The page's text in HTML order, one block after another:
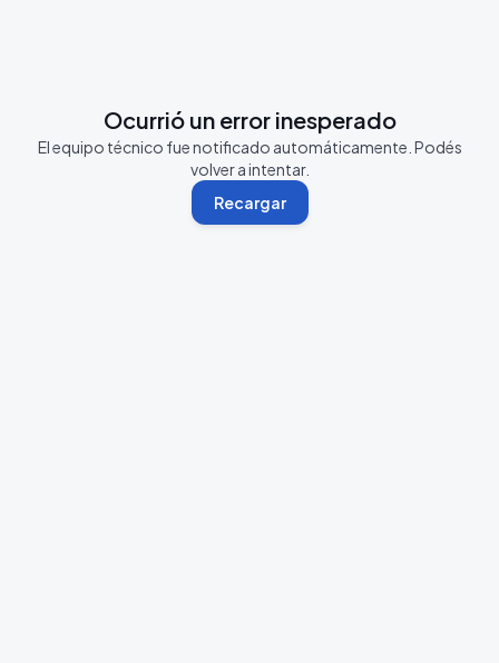
Ocurrió un error inesperado
El equipo técnico fue notificado automáticamente. Podés
volver a intentar.
Recargar